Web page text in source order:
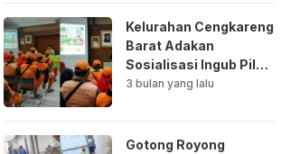
Kelurahan Cengkareng
Barat Adakan
Sosialisasi Ingub Pilah
Sampah Kepada PPSU
3 bulan yang lalu
Gotong Royong